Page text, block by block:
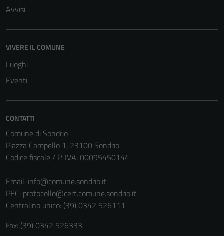
Avvisi
VIVERE IL COMUNE
Luoghi
Eventi
CONTATTI
Comune di Sondrio
Piazza Campello 1, 23100 Sondrio
Codice fiscale / P. IVA: 00095450144
Email: info@comune.sondrio.it
PEC: protocollo@cert.comune.sondrio.it
Centralino unico: (39) 0342 526111
Fax: (39) 0342 526333
non raccolgono